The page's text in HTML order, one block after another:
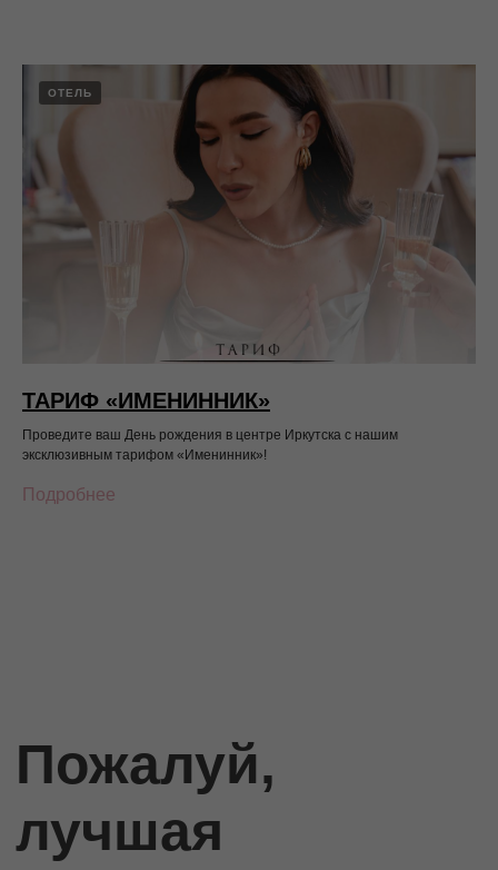
ОТЕЛЬ
ТАРИФ «ИМЕНИННИК»
Проведите ваш День рождения в центре Иркутска с нашим
эксклюзивным тарифом «Именинник»!
Подробнее
Отель предоставляет услуги в сфере
организации мероприятий любого
Услуги отеля
Ресторан «Европа» — одно из самых
стильных заведений города, островок
доброжелательности, отменного вкуса и
гостеприимства. Сюда устремляются
страстные почитатели вкусной еды,